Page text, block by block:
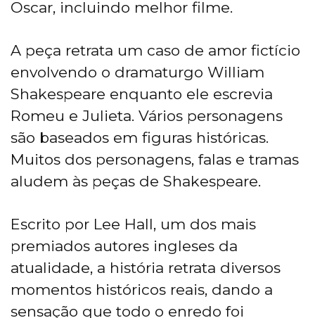
Oscar, incluindo melhor filme.
A peça retrata um caso de amor fictício
envolvendo o dramaturgo William
Shakespeare enquanto ele escrevia
Romeu e Julieta. Vários personagens
são baseados em figuras históricas.
Muitos dos personagens, falas e tramas
aludem às peças de Shakespeare.
Escrito por Lee Hall, um dos mais
premiados autores ingleses da
atualidade, a história retrata diversos
momentos históricos reais, dando a
sensação que todo o enredo foi